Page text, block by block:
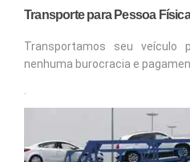
Transporte para Pessoa Física
Transportamos seu veículo
nenhuma burocracia e